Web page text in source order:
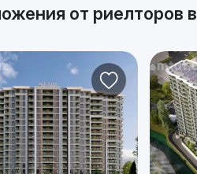
от риелторов в